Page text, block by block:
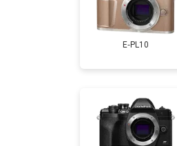
Замена
Чистка
E‑PL10